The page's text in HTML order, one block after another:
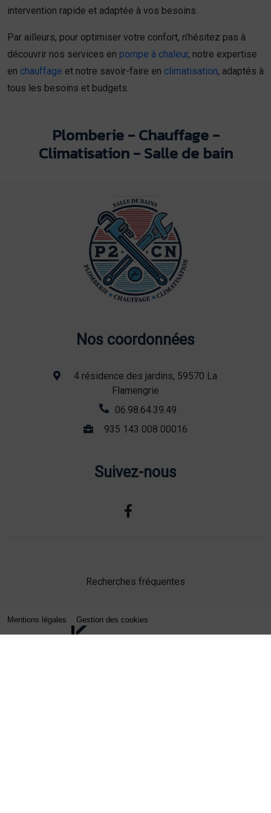
intervention rapide et adaptée à vos besoins.
Par ailleurs, pour optimiser votre confort, n’hésitez pas à
découvrir nos services en pompe à chaleur, notre expertise
en chauffage et notre savoir-faire en climatisation, adaptés à
tous les besoins et budgets.
Plomberie - Chauffage -
Climatisation - Salle de bain
Nos coordonnées
4 résidence des jardins, 59570 La
Flamengrie
06.98.64.39.49
935 143 008 00016
Suivez-nous
Recherches fréquentes
Mentions légales Gestion des cookies